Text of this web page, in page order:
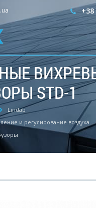
STD-1
Lindab
и регулирование воздуха